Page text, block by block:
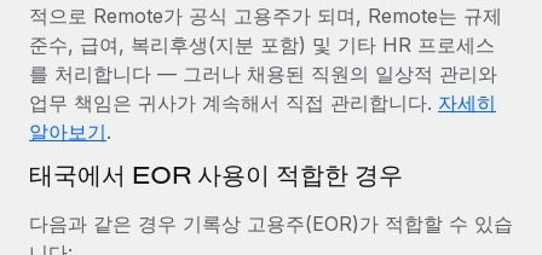
규정 준수 관련 위험에 선제적으로 대응
기기 관리
전 세계 IT 장비 제공 및 추적 관리
법인 설립
법인 설립을 빠르고 준법적으로 지원
글로벌 인재 이동 및 전근
Weaviate 한눈에 보기 Weaviate는 오픈 소스, AI 우선 인프라를
구축합니다. 이 회사의 미션은 전 세계 개발자 및 운영자
(DevOps/MLOps)에게 AI 네이티브...
자세히 알아보기
계약직 관리와 급여 업무를 위해 Remote와 전략적 파
트너십을 맺은 Reverse Tech
블로그
글로벌 급여
EOR 및 PEO
블로그 둘러보기
적으로 Remote가 공식 고용주가 되며, Remote는 규제
준수, 급여, 복리후생(지분 포함) 및 기타 HR 프로세스
를 처리합니다 — 그러나 채용된 직원의 일상적 관리와
업무 책임은 귀사가 계속해서 직접 관리합니다. 자세히
알아보기.
태국에서 EOR 사용이 적합한 경우
다음과 같은 경우 기록상 고용주(EOR)가 적합할 수 있습